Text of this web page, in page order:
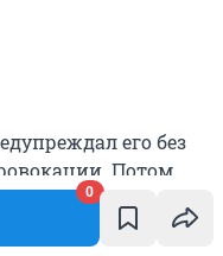
0
его без
Потом
Не скажу,
просто это